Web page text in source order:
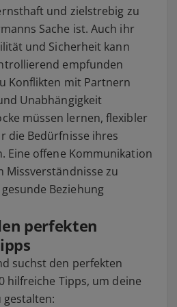
und zielstrebig zu
Sache ist. Auch ihr
und Sicherheit kann
empfunden
Konflikten mit Partnern
Unabhängigkeit
müssen lernen, flexibler
die Bedürfnisse ihres
Eine offene Kommunikation
Missverständnisse zu
Beziehung
perfekten
suchst den perfekten
hilfreiche Tipps, um deine
gestalten: